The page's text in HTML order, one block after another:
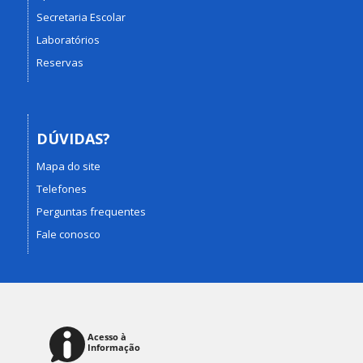
Secretaria Escolar
Laboratórios
Reservas
DÚVIDAS?
Mapa do site
Telefones
Perguntas frequentes
Fale conosco